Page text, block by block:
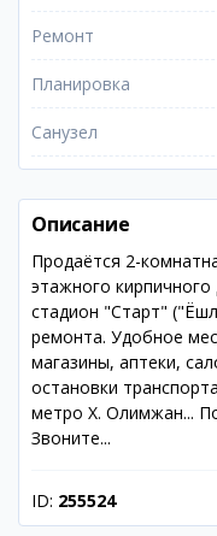
Ремонт
Планировка
Санузел
Описание
Продаётся 2-
этажного кирпичного
стадион "Старт"
ремонта. Удобное
магазины, аптеки,
остановки
метро Х. Олимжан...
Звоните...
ID: 255524